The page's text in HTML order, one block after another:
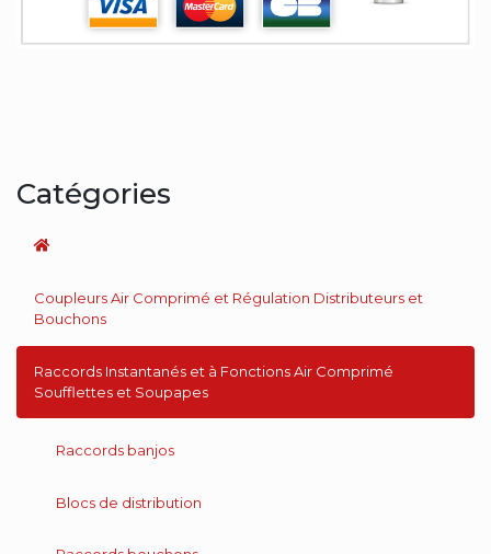
Catégories
Coupleurs Air Comprimé et Régulation Distributeurs et
Bouchons
Raccords Instantanés et à Fonctions Air Comprimé
Soufflettes et Soupapes
Raccords banjos
Blocs de distribution